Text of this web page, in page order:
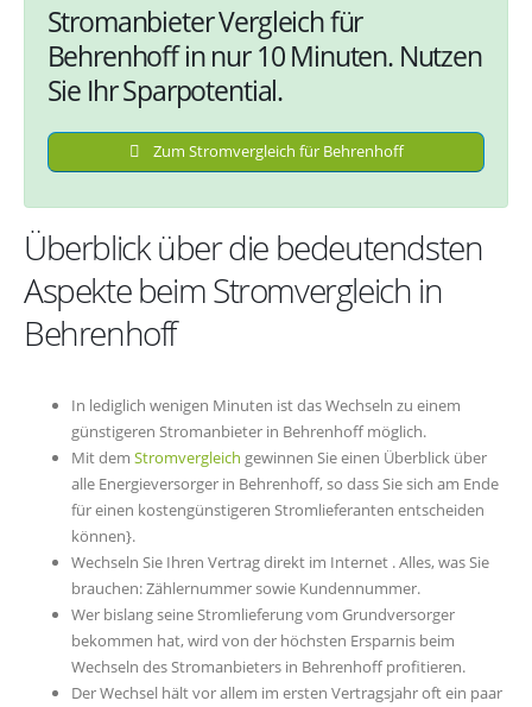
Stromanbieter Vergleich für
Behrenhoff in nur 10 Minuten. Nutzen
Sie Ihr Sparpotential.
Zum Stromvergleich für Behrenhoff
Überblick über die bedeutendsten
Aspekte beim Stromvergleich in
Behrenhoff
In lediglich wenigen Minuten ist das Wechseln zu einem
günstigeren Stromanbieter in Behrenhoff möglich.
Mit dem Stromvergleich gewinnen Sie einen Überblick über
alle Energieversorger in Behrenhoff, so dass Sie sich am Ende
für einen kostengünstigeren Stromlieferanten entscheiden
können}.
Wechseln Sie Ihren Vertrag direkt im Internet . Alles, was Sie
brauchen: Zählernummer sowie Kundennummer.
Wer bislang seine Stromlieferung vom Grundversorger
bekommen hat, wird von der höchsten Ersparnis beim
Wechseln des Stromanbieters in Behrenhoff profitieren.
Der Wechsel hält vor allem im ersten Vertragsjahr oft ein paar